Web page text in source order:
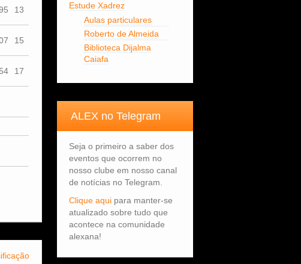
13
15
17
Estude Xadrez
Aulas particulares
Roberto de Almeida
Biblioteca Dijalma
Caiafa
ALEX no Telegram
Seja o primeiro a saber dos
eventos que ocorrem no
nosso clube em nosso canal
de notícias no Telegram.
Clique aquipara manter-se
atualizado sobre tudo que
acontece na comunidade
alexana!